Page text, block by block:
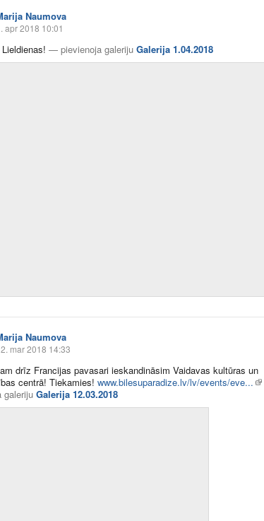
Naumova
apr 2018 10:01
— pievienoja galeriju Galerija 1.04.2018
Naumova
mar 2018 14:33
drīz Francijas pavasari ieskandināsim Vaidavas kultūras un
centrā! Tiekamies! www.bilesuparadize.lv/lv/events/eve...
galeriju Galerija 12.03.2018